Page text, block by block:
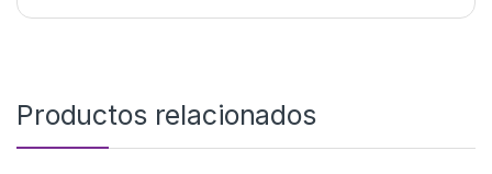
Productos relacionados